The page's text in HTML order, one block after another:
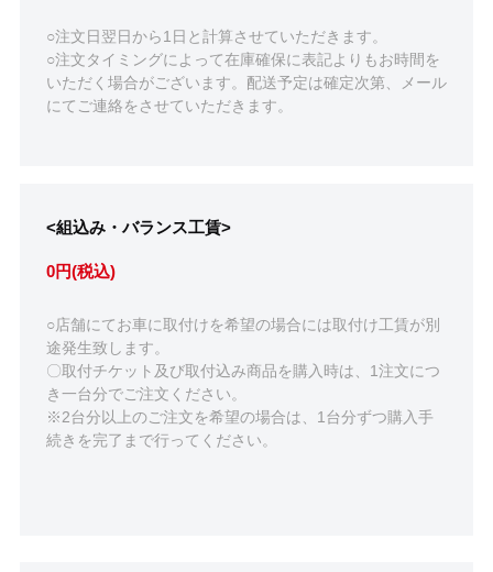
○注文日翌日から1日と計算させていただきます。
○注文タイミングによって在庫確保に表記よりもお時間を
いただく場合がございます。配送予定は確定次第、メール
にてご連絡をさせていただきます。
<組込み・バランス工賃>
0円(税込)
○店舗にてお車に取付けを希望の場合には取付け工賃が別
途発生致します。
〇取付チケット及び取付込み商品を購入時は、1注文につ
き一台分でご注文ください。
※2台分以上のご注文を希望の場合は、1台分ずつ購入手
続きを完了まで行ってください。